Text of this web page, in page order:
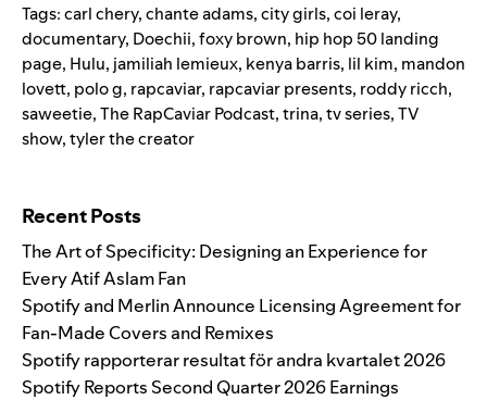
Tags:carl chery,chante adams,city girls,coi leray,
documentary, Doechii,foxy brown, hip hop 50 landing
page, Hulu, jamiliah lemieux, kenya barris, lil kim, mandon
lovett, polo g, rapcaviar, rapcaviar presents, roddy ricch,
saweetie,The RapCaviar Podcast,trina,tv series,TV
show,tyler the creator
Recent Posts
The Art of Specificity: Designing an Experience for
Every Atif Aslam Fan
Spotify and Merlin Announce Licensing Agreement for
Fan-Made Covers and Remixes
Spotify rapporterar resultat för andra kvartalet 2026
Spotify Reports Second Quarter 2026 Earnings